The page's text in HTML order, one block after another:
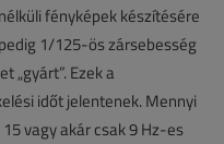
fényképek készítésére
1/125-ös zársebesség
„gyárt”. Ezek a
időt jelentenek. Mennyi
vagy akár csak 9 Hz-es